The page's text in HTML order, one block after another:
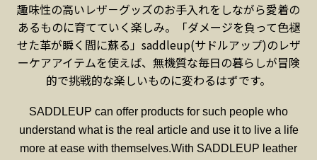
趣味性の高いレザ－グッズのお手入れをしながら愛着の
あるものに育てていく楽しみ。「ダメージを負って色褪
せた革が瞬く間に蘇る」saddleup(サドルアップ)のレザ
ーケアアイテムを使えば、無機質な毎日の暮らしが冒険
的で挑戦的な楽しいものに変わるはずです。
SADDLEUP can offer products for such people who
understand what is the real article and use it to live a life
more at ease with themselves.With SADDLEUP leather